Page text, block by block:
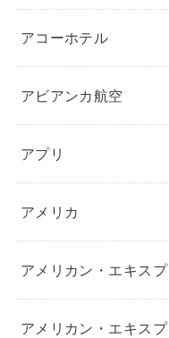
アコーホテル
アビアンカ航空
アプリ
アメリカ
アメリカン・エキスプ
アメリカン・エキス